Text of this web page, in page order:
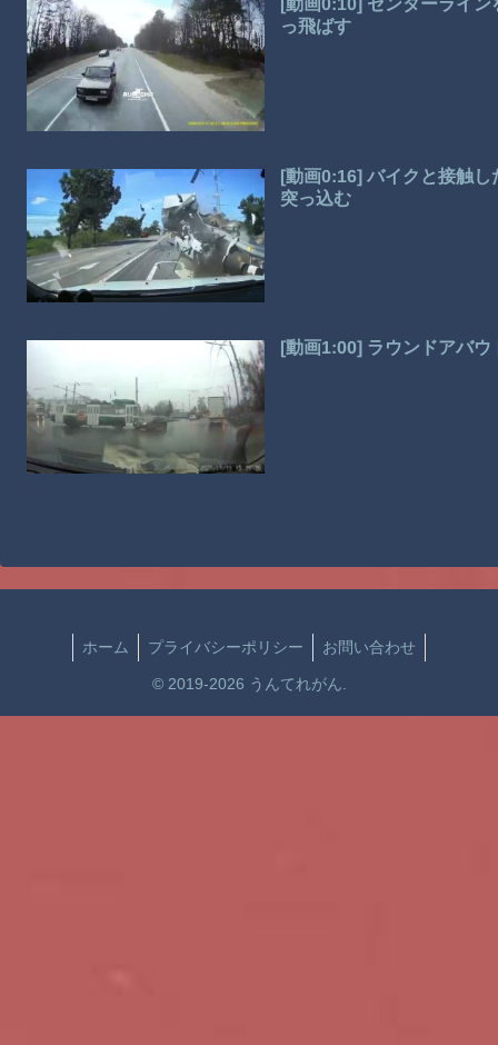
[動画0:10] センターライ
っ飛ばす
[動画0:16] バイクと接触
突っ込む
[動画1:00] ラウンドアバ
ホーム プライバシーポリシー お問い合わせ
© 2019-2026 うんてれがん.